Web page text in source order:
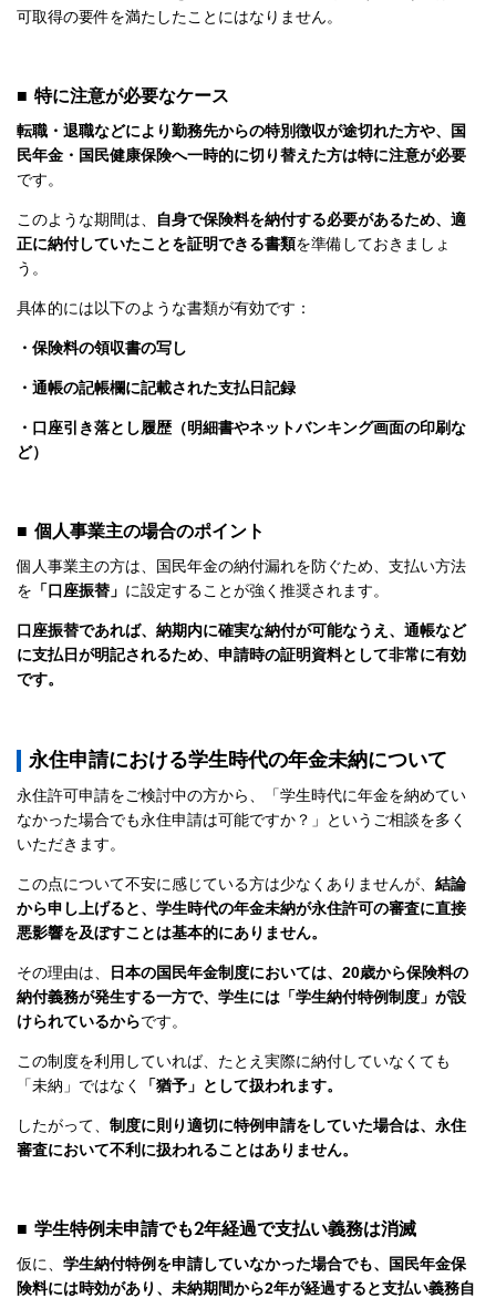
可取得の要件を満たしたことにはなりません。
■ 特に注意が必要なケース
転職・退職などにより勤務先からの特別徴収が途切れた方や、国
民年金・国民健康保険へ一時的に切り替えた方は特に注意が必要
です。
このような期間は、
自身で保険料を納付する必要があるため、適
正に納付していたことを証明できる書類を準備しておきましょ
う。
具体的には以下のような書類が有効です：
・保険料の領収書の写し
・通帳の記帳欄に記載された支払日記録
・口座引き落とし履歴（明細書やネットバンキング画面の印刷な
ど）
■ 個人事業主の場合のポイント
個人事業主の方は、国民年金の納付漏れを防ぐため、支払い方法
を 「口座振替」 に設定することが強く推奨されます。
口座振替であれば、納期内に確実な納付が可能なうえ、通帳など
に支払日が明記されるため、申請時の証明資料として非常に有効
です。
永住申請における学生時代の年金未納について
永住許可申請をご検討中の方から、「学生時代に年金を納めてい
なかった場合でも永住申請は可能ですか？」というご相談を多く
いただきます。
この点について不安に感じている方は少なくありませんが、 結論
から申し上げると、学生時代の年金未納が永住許可の審査に直接
悪影響を及ぼすことは基本的にありません。
その理由は、
日本の国民年金制度においては、20歳から保険料の
納付義務が発生する一方で、学生には「学生納付特例制度」が設
けられているからです。
この制度を利用していれば、たとえ実際に納付していなくても
「未納」ではなく
「猶予」として扱われます。
したがって、 制度に則り適切に特例申請をしていた場合は、永住
審査において不利に扱われることはありません。
■ 学生特例未申請でも2年経過で支払い義務は消滅
仮に、 学生納付特例を申請していなかった場合でも、国民年金保
険料には時効があり、未納期間から2年が経過すると支払い義務自